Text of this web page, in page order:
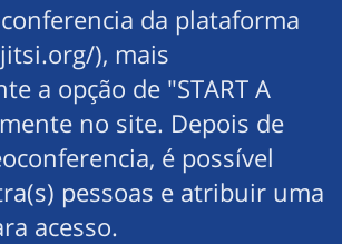
da plataforma
), mais
a opção de "START A
no site. Depois de
é possível
pessoas e atribuir uma
acesso.